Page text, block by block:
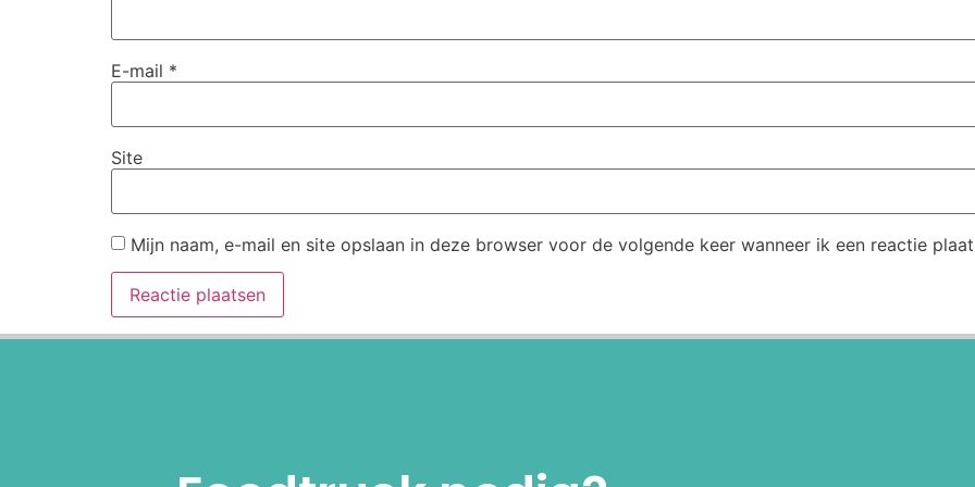
E-mail *
Site
Mijn naam, e-mail en site opslaan in deze browser voor de volgende keer wanneer ik een reactie